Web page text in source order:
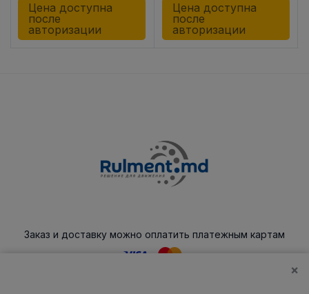
Цена доступна
после
авторизации
Цена доступна
после
авторизации
Заказ и доставку можно оплатить платежным картам
×